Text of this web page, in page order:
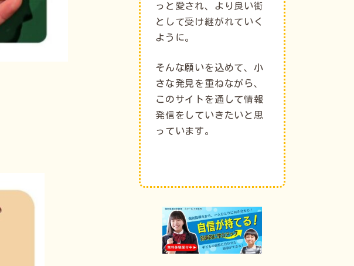
っと愛され、より良い街
として受け継がれていく
ように。
そんな願いを込めて、小
さな発見を重ねながら、
このサイトを通して情報
発信をしていきたいと思
っています。